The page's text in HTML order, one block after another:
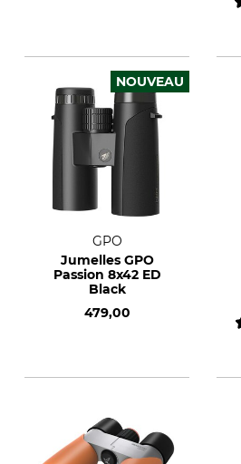
NOUVEAU
GPO
Jumelles GPO
Passion 8x42 ED
Black
479,00